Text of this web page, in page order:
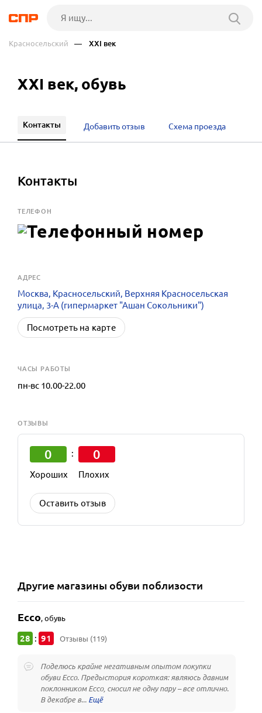
Красносельский — XXI век
XXI век, обувь
Контакты Добавить отзыв Схема проезда
Контакты
ТЕЛЕФОН
АДРЕС
Москва, Красносельский, Верхняя Красносельская
улица, 3-А (гипермаркет "Ашан Сокольники")
Посмотреть на карте
ЧАСЫ РАБОТЫ
пн-вс 10.00-22.00
ОТЗЫВЫ
0
Хороших
: 0
Плохих
Оставить отзыв
Другие магазины обуви поблизости
Ecco,обувь
28 : 91 Отзывы (119)
Поделюсь крайне негативным опытом покупки
обуви Ecco. Предыстория короткая: являюсь давним
поклонником Ecco, сносил не одну пару – все отлично.
В декабре в...